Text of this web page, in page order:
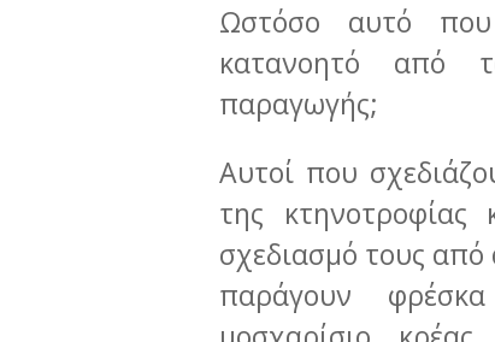
Ωστόσο αυτό που
κατανοητό από
παραγωγής;
Αυτοί που
της κτηνοτροφίας
σχεδιασμό τους
παράγουν